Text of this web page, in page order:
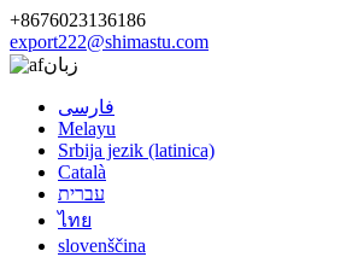
+8676023136186
export222@shimastu.com
زبان
فارسی
Melayu
Srbija jezik (latinica)
Català
עברית
ไทย
slovenščina